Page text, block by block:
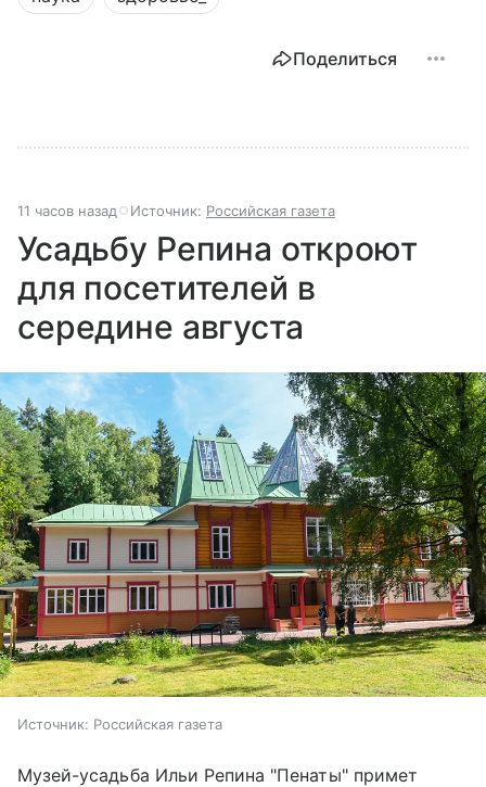
Поделиться
11 часов назад Источник: Российская газета
Усадьбу Репина откроют
для посетителей в
середине августа
Источник: Российская газета
Музей-усадьба Ильи Репина "Пенаты" примет